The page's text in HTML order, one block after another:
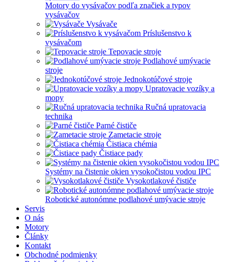
Motory do vysávačov podľa značiek a typov
vysávačov
Vysávače
Príslušenstvo k
vysávačom
Tepovacie stroje
Podlahové umývacie
stroje
Jednokotúčové stroje
Upratovacie vozíky a
mopy
Ručná upratovacia
technika
Parné čističe
Zametacie stroje
Čistiaca chémia
Čistiace pady
Systémy na čistenie okien vysokočistou vodou IPC
Vysokotlakové čističe
Robotické autonómne podlahové umývacie stroje
Servis
O nás
Motory
Články
Kontakt
Obchodné podmienky